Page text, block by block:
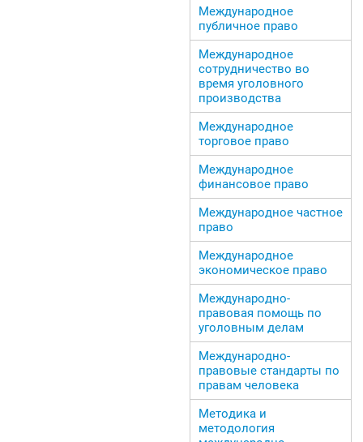
Международное
публичное право
Международное
сотрудничество во
время уголовного
производства
Международное
торговое право
Международное
финансовое право
Международное частное
право
Международное
экономическое право
Международно-
правовая помощь по
уголовным делам
Международно-
правовые стандарты по
правам человека
Методика и
методология